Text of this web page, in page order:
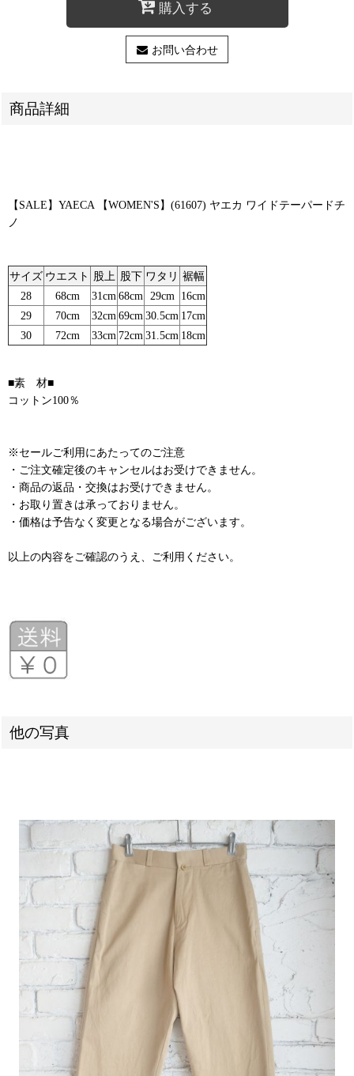
購入する
お問い合わせ
商品詳細
【SALE】YAECA 【WOMEN'S】(61607) ヤエカ ワイドテーパードチ
ノ
サイズ ウエスト 股上 股下 ワタリ 裾幅
28
68cm 31cm 68cm 29cm
16cm
29
70cm 32cm 69cm 30.5cm 17cm
30
72cm 33cm 72cm 31.5cm 18cm
■素 材■
コットン100％
※セールご利用にあたってのご注意
・ご注文確定後のキャンセルはお受けできません。
・商品の返品・交換はお受けできません。
・お取り置きは承っておりません。
・価格は予告なく変更となる場合がございます。
以上の内容をご確認のうえ、ご利用ください。
他の写真